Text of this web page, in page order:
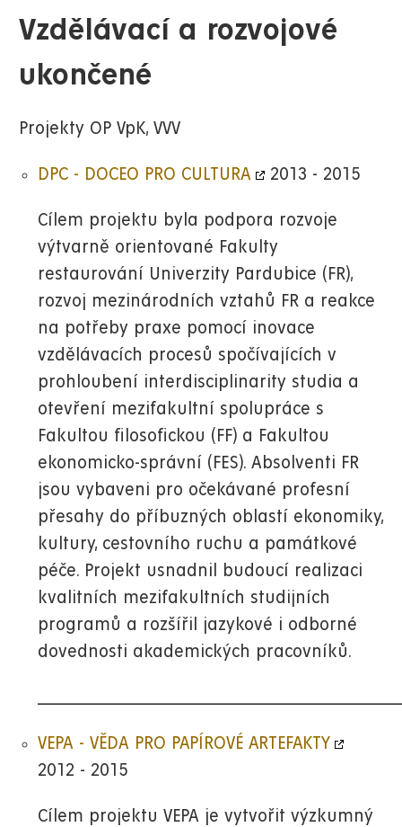
Vzdělávací a rozvojové
ukončené
Projekty OP VpK, VVV
DPC - DOCEO PRO CULTURA 2013 - 2015
Cílem projektu byla podpora rozvoje
výtvarně orientované Fakulty
restaurování Univerzity Pardubice (FR),
rozvoj mezinárodních vztahů FR a reakce
na potřeby praxe pomocí inovace
vzdělávacích procesů spočívajících v
prohloubení interdisciplinarity studia a
otevření mezifakultní spolupráce s
Fakultou filosofickou (FF) a Fakultou
ekonomicko-správní (FES). Absolventi FR
jsou vybaveni pro očekávané profesní
přesahy do příbuzných oblastí ekonomiky,
kultury, cestovního ruchu a památkové
péče. Projekt usnadnil budoucí realizaci
kvalitních mezifakultních studijních
programů a rozšířil jazykové i odborné
dovednosti akademických pracovníků.
VEPA - VĚDA PRO PAPÍROVÉ ARTEFAKTY
2012 - 2015
Cílem projektu VEPA je vytvořit výzkumný